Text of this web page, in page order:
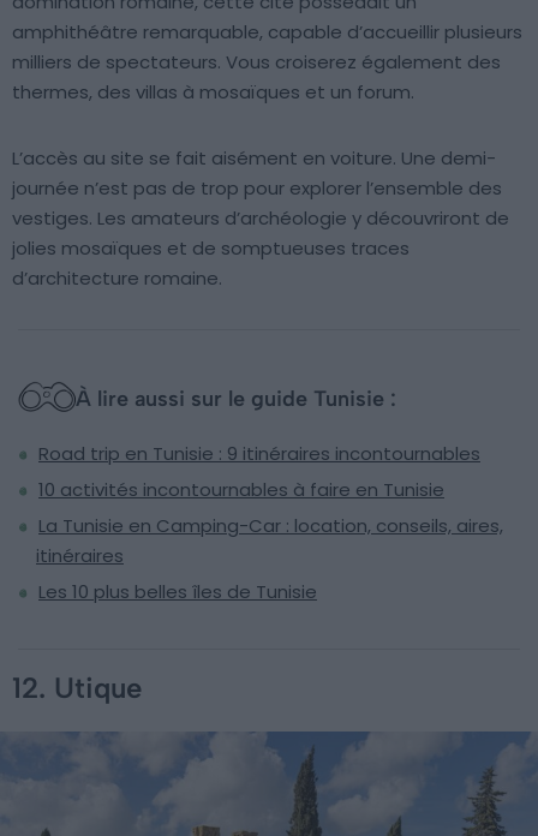
amphithéâtre remarquable, capable d’accueillir plusieurs
milliers de spectateurs. Vous croiserez également des
thermes, des villas à mosaïques et un forum.
L’accès au site se fait aisément en voiture. Une demi-
journée n’est pas de trop pour explorer l’ensemble des
vestiges. Les amateurs d’archéologie y découvriront de
jolies mosaïques et de somptueuses traces
d’architecture romaine.
À lire aussi sur le guide Tunisie :
Road trip en Tunisie : 9 itinéraires incontournables
10 activités incontournables à faire en Tunisie
La Tunisie en Camping-Car : location, conseils, aires,
itinéraires
Les 10 plus belles îles de Tunisie
12. Utique